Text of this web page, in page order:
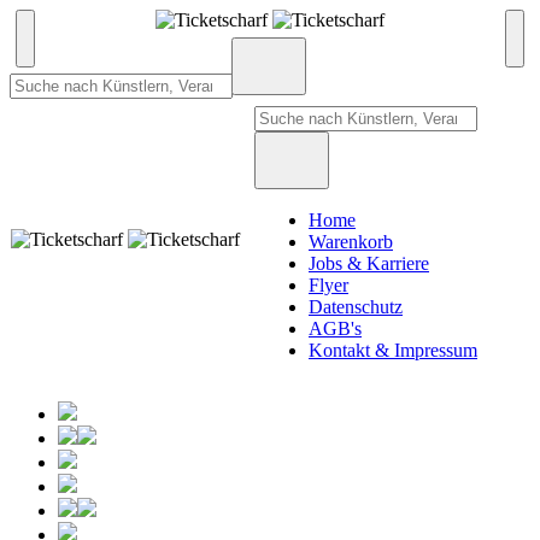
Home
Warenkorb
Jobs & Karriere
Flyer
Datenschutz
AGB's
Kontakt & Impressum